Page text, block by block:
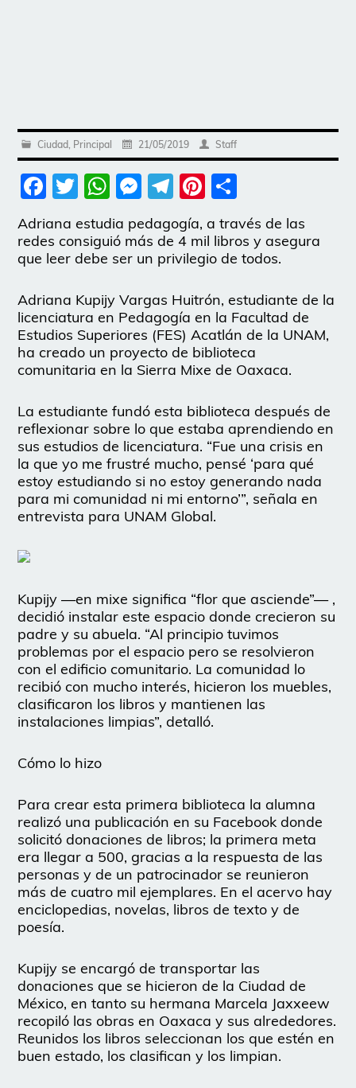
Ciudad Principal 21/05/2019 Staff
Facebook
Twitter
WhatsApp
Messenger
Telegram
Pinterest
Adriana estudia pedagogía, a través de las
redes consiguió más de 4 mil libros y asegura
que leer debe ser un privilegio de todos.
Adriana Kupijy Vargas Huitrón, estudiante de la
licenciatura en Pedagogía en la Facultad de
Estudios Superiores (FES) Acatlán de la UNAM,
ha creado un proyecto de biblioteca
comunitaria en la Sierra Mixe de Oaxaca.
La estudiante fundó esta biblioteca después de
reflexionar sobre lo que estaba aprendiendo en
sus estudios de licenciatura. “Fue una crisis en
la que yo me frustré mucho, pensé ‘para qué
estoy estudiando si no estoy generando nada
para mi comunidad ni mi entorno’”, señala en
entrevista para UNAM Global.
Kupijy —en mixe significa “flor que asciende”— ,
decidió instalar este espacio donde crecieron su
padre y su abuela. “Al principio tuvimos
problemas por el espacio pero se resolvieron
con el edificio comunitario. La comunidad lo
recibió con mucho interés, hicieron los muebles,
clasificaron los libros y mantienen las
instalaciones limpias”, detalló.
Cómo lo hizo
Para crear esta primera biblioteca la alumna
realizó una publicación en su Facebook donde
solicitó donaciones de libros; la primera meta
era llegar a 500, gracias a la respuesta de las
personas y de un patrocinador se reunieron
más de cuatro mil ejemplares. En el acervo hay
enciclopedias, novelas, libros de texto y de
poesía.
Kupijy se encargó de transportar las
donaciones que se hicieron de la Ciudad de
México, en tanto su hermana Marcela Jaxxeew
recopiló las obras en Oaxaca y sus alrededores.
Reunidos los libros seleccionan los que estén en
buen estado, los clasifican y los limpian.